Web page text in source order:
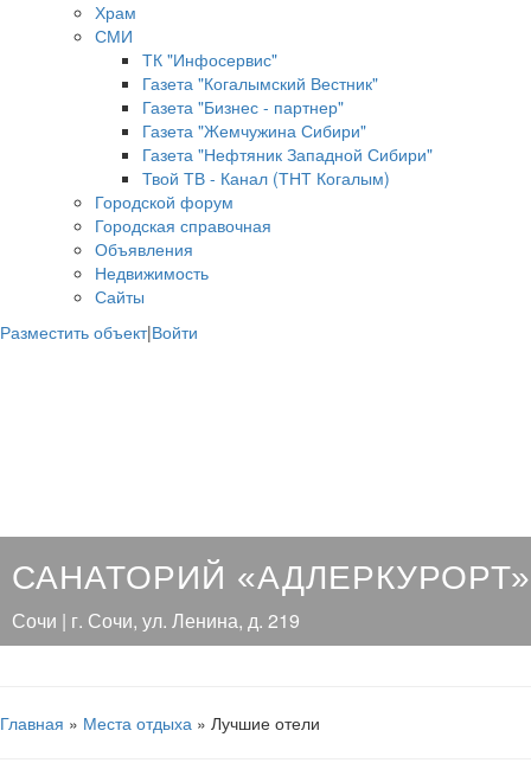
Храм
СМИ
ТК "Инфосервис"
Газета "Когалымский Вестник"
Газета "Бизнес - партнер"
Газета "Жемчужина Сибири"
Газета "Нефтяник Западной Сибири"
Твой ТВ - Канал (ТНТ Когалым)
Городской форум
Городская справочная
Объявления
Недвижимость
Сайты
Разместить объект|Войти
САНАТОРИЙ «АДЛЕРКУРОРТ»
Сочи | г. Сочи, ул. Ленина, д. 219
Главная » Места отдыха » Лучшие отели